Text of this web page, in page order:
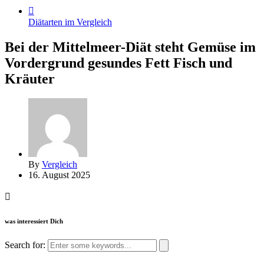
Diätarten im Vergleich
Bei der Mittelmeer-Diät steht Gemüse im
Vordergrund gesundes Fett Fisch und
Kräuter
By Vergleich
16. August 2025
was interessiert Dich
Search for: